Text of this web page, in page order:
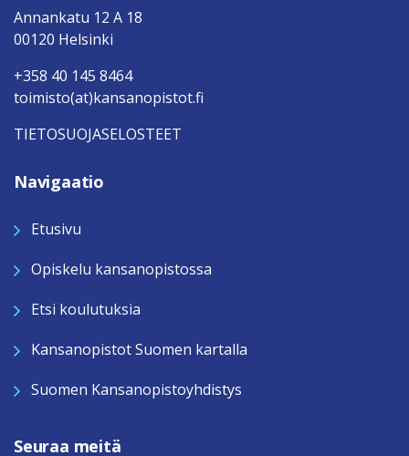
Annankatu 12 A 18
00120 Helsinki
+358 40 145 8464
toimisto(at)kansanopistot.fi
TIETOSUOJASELOSTEET
Navigaatio
Etusivu
Opiskelu kansanopistossa
Etsi koulutuksia
Kansanopistot Suomen kartalla
Suomen Kansanopistoyhdistys
Seuraa meitä